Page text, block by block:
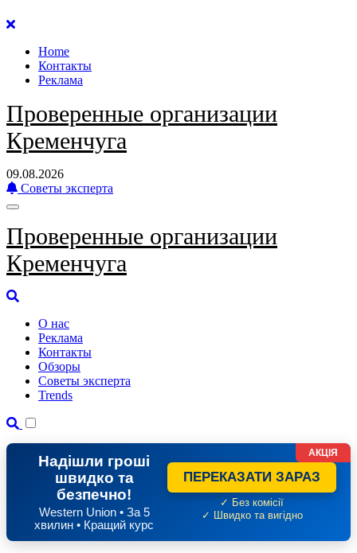
Перейти
содержанию
Home
Контакты
Реклама
Проверенные организации
Кременчуга
09.08.2026
Советы эксперта
Проверенные организации
Кременчуга
О нас
Реклама
Контакты
Обзоры
Советы эксперта
Trends
Надішли гроші
швидко та
безпечно!
Western Union • За 5
хвилин • Кращий курс
ПЕРЕКАЗАТИ ЗАРАЗ
✓ Без комісії
✓ Швидко та вигідно
АКЦІЯ